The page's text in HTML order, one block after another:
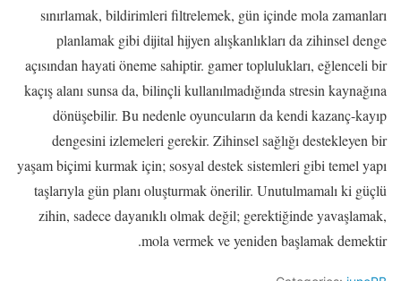
sınırlamak, bildirimleri filtrelemek, gün içinde mola zamanları
planlamak gibi dijital hijyen alışkanlıkları da zihinsel denge
açısından hayati öneme sahiptir. gamer toplulukları, eğlenceli bir
kaçış alanı sunsa da, bilinçli kullanılmadığında stresin kaynağına
dönüşebilir. Bu nedenle oyuncuların da kendi kazanç-kayıp
dengesini izlemeleri gerekir. Zihinsel sağlığı destekleyen bir
yaşam biçimi kurmak için; sosyal destek sistemleri gibi temel yapı
taşlarıyla gün planı oluşturmak önerilir. Unutulmamalı ki güçlü
zihin, sadece dayanıklı olmak değil; gerektiğinde yavaşlamak,
mola vermek ve yeniden başlamak demektir.